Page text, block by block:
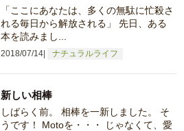
2018/07/14 ナチュラルライフ
「ここにあなたは、多くの無駄に忙殺さ
れる毎日から解放される」 先日、ある
本を読みまし...
新しい相棒
しばらく前。 相棒を一新しました。 そ
うです！ Motoを・・・ じゃなくて、愛